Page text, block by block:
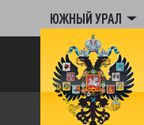
ЮЖНЫЙ УРАЛ